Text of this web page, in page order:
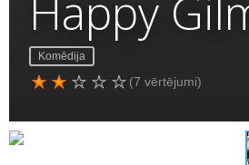
Happy
Komēdija
(7 vērtējumi)